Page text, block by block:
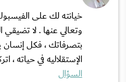
خيانته لك على
وتعالي عنها . لا
بتصرفاتك ، فكل
الإستقلاليه في حياته ،
السؤال